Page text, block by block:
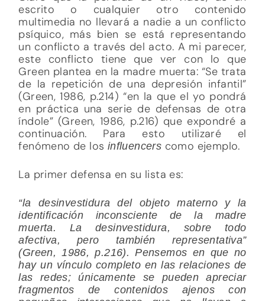
escrito o cualquier otro contenido
multimedia no llevará a nadie a un conflicto
psíquico, más bien se está representando
un conflicto a través del acto. A mi parecer,
este conflicto tiene que ver con lo que
Green plantea en la madre muerta: “Se trata
de la repetición de una depresión infantil”
(Green, 1986, p.214) “en la que el yo pondrá
en práctica una serie de defensas de otra
índole” (Green, 1986, p.216) que expondré a
continuación. Para esto utilizaré el
fenómeno de los influencers como ejemplo.
La primer defensa en su lista es:
“la desinvestidura del objeto materno y la
identificación inconsciente de la madre
muerta. La desinvestidura, sobre todo
afectiva, pero también representativa”
(Green, 1986, p.216). Pensemos en que no
hay un vínculo completo en las relaciones de
las redes; únicamente se pueden apreciar
fragmentos de contenidos ajenos con